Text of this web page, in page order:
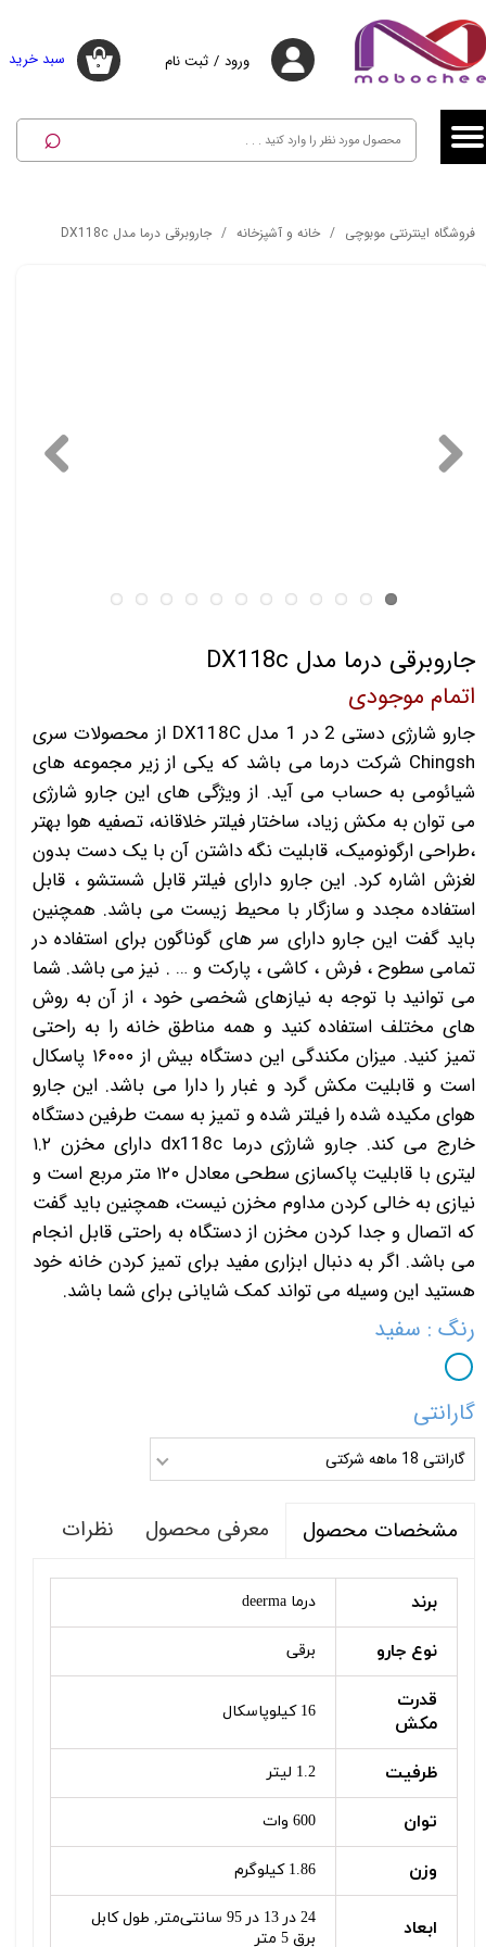
ورود / ثبت نام
حساب کاربری من
سفارشات
۰ سبد خرید
⌕
فروشگاه اینترنتی موبوچی خانه و آشپزخانه جاروبرقی درما مدل DX118c
جاروبرقی درما مدل DX118c
اتمام موجودی
جارو شارژی دستی 2 در 1 مدل DX118C از محصولات سری
Chingsh شرکت درما می باشد که یکی از زیر مجموعه های
شیائومی به حساب می آید. از ویژگی های این جارو شارژی
می توان به مکش زیاد، ساختار فیلتر خلاقانه، تصفیه هوا بهتر
،طراحی ارگونومیک، قابلیت نگه داشتن آن با یک دست بدون
لغزش اشاره کرد. این جارو دارای فیلتر قابل شستشو ، قابل
استفاده مجدد و سازگار با محیط زیست می باشد. همچنین
باید گفت این جارو دارای سر های گوناگون برای استفاده در
تمامی سطوح ، فرش ، کاشی ، پارکت و … . نیز می باشد. شما
می توانید با توجه به نیازهای شخصی خود ، از آن به روش
های مختلف استفاده کنید و همه مناطق خانه را به راحتی
تمیز کنید. میزان مکندگی این دستگاه بیش از ۱۶۰۰۰ پاسکال
است و قابلیت مکش گرد و غبار را دارا می باشد. این جارو
هوای مکیده شده را فیلتر شده و تمیز به سمت طرفین دستگاه
خارج می کند. جارو شارژی درما dx118c دارای مخزن ۱.۲
لیتری با قابلیت پاکسازی سطحی معادل ۱۲۰ متر مربع است و
نیازی به خالی کردن مداوم مخزن نیست، همچنین باید گفت
که اتصال و جدا کردن مخزن از دستگاه به راحتی قابل انجام
می باشد. اگر به دنبال ابزاری مفید برای تمیز کردن خانه خود
هستید این وسیله می تواند کمک شایانی برای شما باشد.
رنگ : سفید
گارانتی
گارانتی 18 ماهه شرکتی
مشخصات محصول معرفی محصول نظرات
برند درما deerma
نوع جارو برقی
قدرت
مکش
16 کیلوپاسکال
ظرفیت 1.2 لیتر
توان 600 وات
وزن 1.86 کیلوگرم
ابعاد
24 در 13 در 95 سانتی‌متر, طول کابل
برق 5 متر
حساب کاربری من
سفارشات